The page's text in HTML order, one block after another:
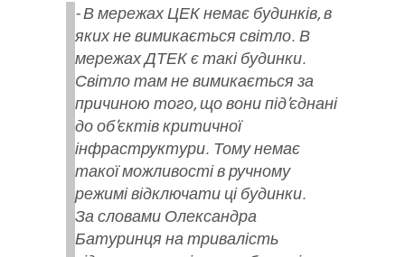
- В мережах ЦЕК немає будинків, в
яких не вимикається світло. В
мережах ДТЕК є такі будинки.
Світло там не вимикається за
причиною того, що вони під'єднані
до об'єктів критичної
інфраструктури. Тому немає
такої можливості в ручному
режимі відключати ці будинки.
За словами Олександра
Батуринця на тривалість